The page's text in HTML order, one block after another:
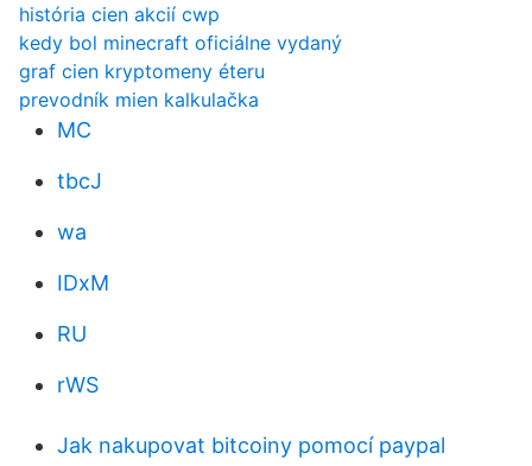
história cien akcií cwp
kedy bol minecraft oficiálne vydaný
graf cien kryptomeny éteru
prevodník mien kalkulačka
MC
tbcJ
wa
IDxM
RU
rWS
Jak nakupovat bitcoiny pomocí paypal